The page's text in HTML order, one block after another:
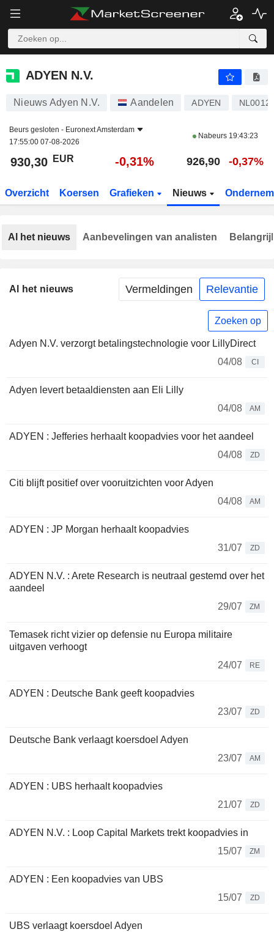
ADYEN N.V.
ADYEN N.V.
Nieuws Adyen N.V. Aandelen ADYEN
Beurs gesloten - Euronext Amsterdam
17:55:00 07-08-2026
Nabeurs 19:43:23
930,30 EUR -0,31% 926,90 -0,37%
Overzicht Koersen Grafieken Nieuws
Al het nieuws Vermeldingen Relevantie
Zoeken op
Adyen N.V. verzorgt betalingstechnologie voor LillyDirect
04/08
CI
Adyen levert betaaldiensten aan Eli Lilly
04/08
AM
ADYEN : Jefferies herhaalt koopadvies voor het aandeel
04/08
ZD
Citi blijft positief over vooruitzichten voor Adyen
04/08
AM
ADYEN : JP Morgan herhaalt koopadvies
31/07
ZD
ADYEN N.V. : Arete Research is neutraal gestemd over het
aandeel
29/07
ZM
Temasek richt vizier op defensie nu Europa militaire
uitgaven verhoogt
24/07
RE
ADYEN : Deutsche Bank geeft koopadvies
23/07
ZD
Deutsche Bank verlaagt koersdoel Adyen
23/07
AM
ADYEN : UBS herhaalt koopadvies
21/07
ZD
ADYEN N.V. : Loop Capital Markets trekt koopadvies in
15/07
ZM
ADYEN : Een koopadvies van UBS
15/07
ZD
UBS verlaagt koersdoel Adyen
Al het nieuws Aanbevelingen van analisten